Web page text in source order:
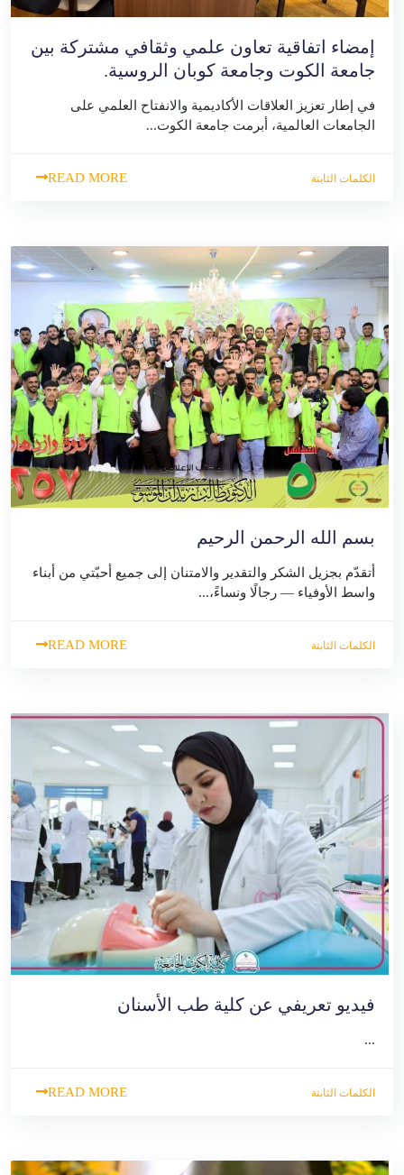
إمضاء اتفاقية تعاون علمي وثقافي مشتركة بين
جامعة الكوت وجامعة كوبان الروسية.
في إطار تعزيز العلاقات الأكاديمية والانفتاح العلمي على
الجامعات العالمية، أبرمت جامعة الكوت...
الكلمات الثابتة READ MORE
بسم الله الرحمن الرحيم
واسط الأوفياء — رجالًا ونساءً،...
الكلمات الثابتة READ MORE
فيديو تعريفي عن كلية طب الأسنان
...
الكلمات الثابتة READ MORE